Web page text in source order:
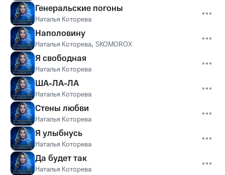
Генеральские погоны
Наталья Которева
Наполовину
Наталья Которева, SKOMOROX
Я свободная
Наталья Которева
ША-ЛА-ЛА
Наталья Которева
Стены любви
Наталья Которева
Я улыбнусь
Наталья Которева
Да будет так
Наталья Которева